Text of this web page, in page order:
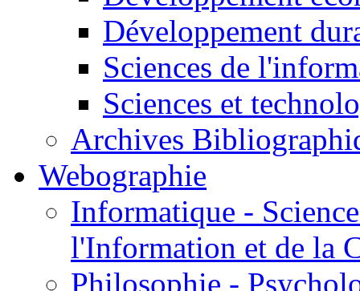
Développement
Sciences de
Sciences et
Archives
Webographie
Informatique -
l'Information et de la
Philosophie -